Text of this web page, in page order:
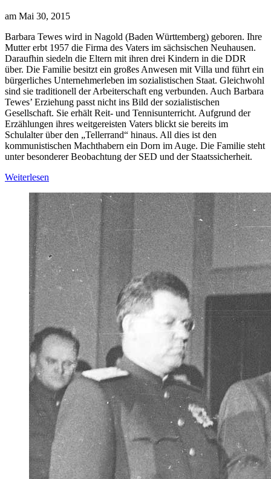
am Mai 30, 2015
Barbara Tewes wird in Nagold (Baden Württemberg) geboren. Ihre
Mutter erbt 1957 die Firma des Vaters im sächsischen Neuhausen.
Daraufhin siedeln die Eltern mit ihren drei Kindern in die DDR
über. Die Familie besitzt ein großes Anwesen mit Villa und führt ein
bürgerliches Unternehmerleben im sozialistischen Staat. Gleichwohl
sind sie traditionell der Arbeiterschaft eng verbunden. Auch Barbara
Tewes’ Erziehung passt nicht ins Bild der sozialistischen
Gesellschaft. Sie erhält Reit- und Tennisunterricht. Aufgrund der
Erzählungen ihres weitgereisten Vaters blickt sie bereits im
Schulalter über den „Tellerrand“ hinaus. All dies ist den
kommunistischen Machthabern ein Dorn im Auge. Die Familie steht
unter besonderer Beobachtung der SED und der Staatssicherheit.
Weiterlesen